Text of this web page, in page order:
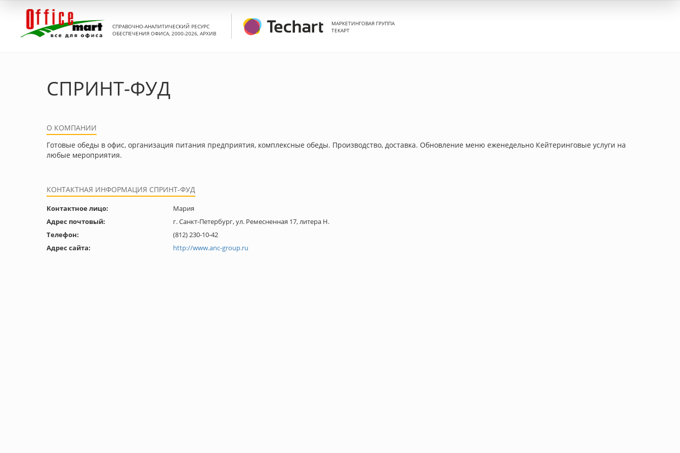
СПРАВОЧНО-АНАЛИТИЧЕСКИЙ РЕСУРС
ОБЕСПЕЧЕНИЯ ОФИСА, 2000-2026, АРХИВ
МАРКЕТИНГОВАЯ ГРУППА
ТЕКАРТ
СПРИНТ-ФУД
О КОМПАНИИ
Готовые обеды в офис, организация питания предприятия, комплексные обеды. Производство, доставка. Обновление меню еженедельно Кейтеринговые услуги на
любые мероприятия.
КОНТАКТНАЯ ИНФОРМАЦИЯ СПРИНТ-ФУД
Контактное лицо:
Мария
Адрес почтовый:
г. Санкт-Петербург, ул. Ремесненная 17, литера Н.
Телефон:
(812) 230-10-42
Адрес сайта:
http://www.anc-group.ru